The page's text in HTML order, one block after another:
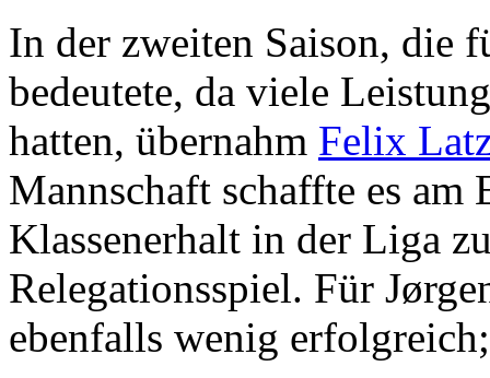
In der zweiten Saison, die
bedeutete, da viele
hatten, übernahm Felix
Mannschaft schaffte es am
Klassenerhalt in der Liga
Relegationsspiel. Für
ebenfalls wenig